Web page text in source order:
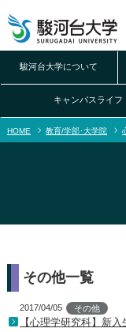
駿河台大学について
キャンパスライフ
HOME 教育/学部･大学院
その他一覧
2017/04/05 その他
【心理学研究科】新